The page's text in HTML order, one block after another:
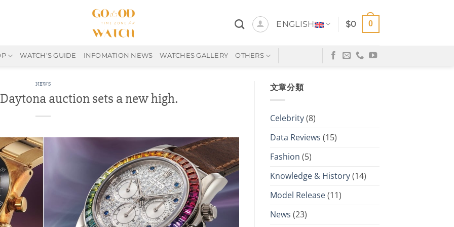
ENGLISH $0 0
WATCH’S GUIDE INFOMATION NEWS WATCHES GALLERY OTHERS
NEWS
auction sets a new high.
文章分類
Celebrity(8)
Data Reviews (15)
Fashion (5)
Knowledge & History(14)
Model Release(11)
News (23)